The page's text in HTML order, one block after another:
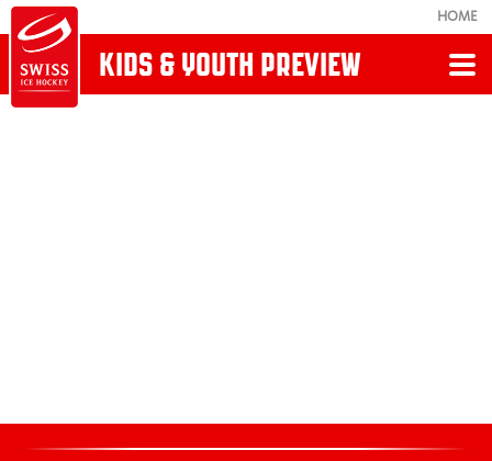
HOME
KIDS & YOUTH PREVIEW